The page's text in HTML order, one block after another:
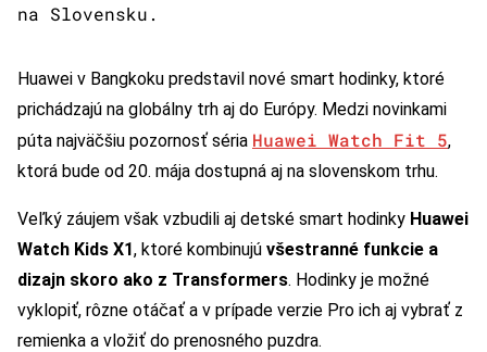
na Slovensku.
Huawei v Bangkoku predstavil nové smart hodinky, ktoré
prichádzajú na globálny trh aj do Európy. Medzi novinkami
púta najväčšiu pozornosť séria Huawei Watch Fit 5,
ktorá bude od 20. mája dostupná aj na slovenskom trhu.
Veľký záujem však vzbudili aj detské smart hodinky Huawei
Watch Kids X1, ktoré kombinujú všestranné funkcie a
dizajn skoro ako z Transformers. Hodinky je možné
vyklopiť, rôzne otáčať a v prípade verzie Pro ich aj vybrať z
remienka a vložiť do prenosného puzdra.